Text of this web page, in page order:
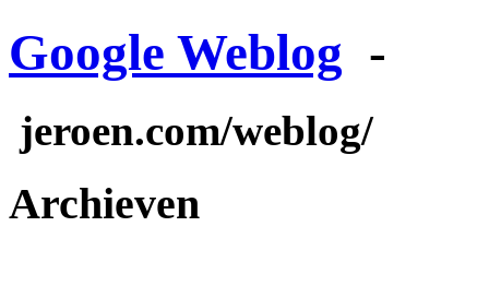
Google Weblog -
jeroen.com/weblog/
Archieven